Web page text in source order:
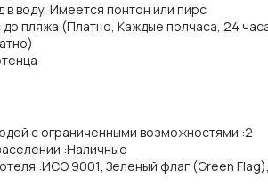
в воду, Имеется понтон или пирс
пляжа (Платно, Каждые полчаса, 24
с ограниченными возможностями :2
:Наличные
:ИСО 9001, Зеленый флаг (Green